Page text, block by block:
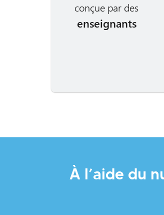
conçue par des
enseignants
À l’aide du